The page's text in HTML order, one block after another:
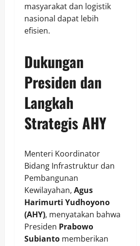
masyarakat dan logistik
nasional dapat lebih
efisien.
Dukungan
Presiden dan
Langkah
Strategis AHY
Menteri Koordinator
Bidang Infrastruktur dan
Pembangunan
Kewilayahan, Agus
Harimurti Yudhoyono
(AHY), menyatakan bahwa
Presiden Prabowo
Subianto memberikan